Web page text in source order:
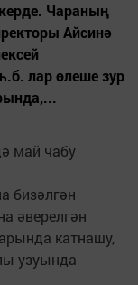
Чараның
Айсинә
лар өлеше зур
май чабу
бизәлгән
әверелгән
катнашу,
узуында